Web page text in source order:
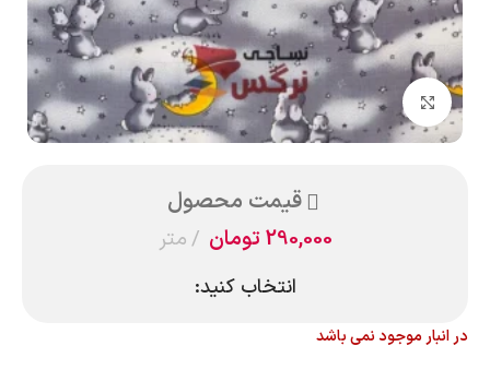
بزرگنمایی تصویر
قیمت محصول
290,000تومان متر
انتخاب کنید:
در انبار موجود نمی باشد